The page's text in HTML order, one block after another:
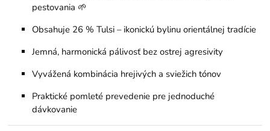
pestovania 🌱
Obsahuje 26 % Tulsi – ikonickú bylinu orientálnej tradície
Jemná, harmonická pálivosť bez ostrej agresivity
Vyvážená kombinácia hrejivých a sviežich tónov
Praktické pomleté prevedenie pre jednoduché
dávkovanie